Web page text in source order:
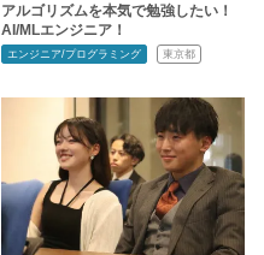
アルゴリズムを本気で勉強したい！
AI/MLエンジニア！
エンジニア/プログラミング 東京都